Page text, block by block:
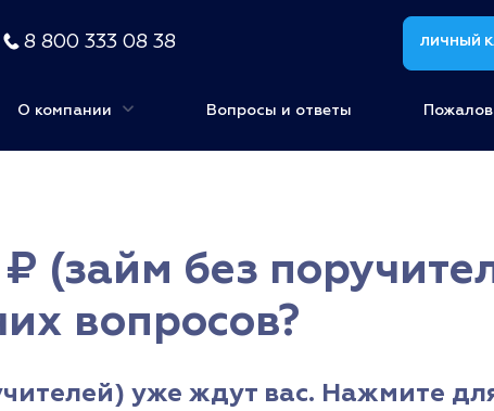
8 800 333 08 38 ЛИЧНЫЙ
О компании Вопросы и ответы
(займ без
вопросов?
уже ждут вас. Нажмите